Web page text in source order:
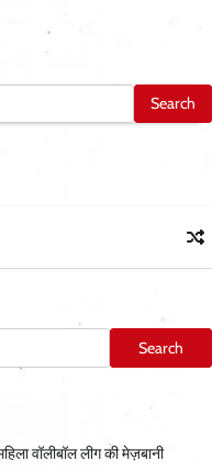
Search
वॉलीबॉल लीग की मेज़बानी